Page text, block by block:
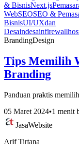
& BisnisNext.js
WebSEOSEO &
BisnisUI/UXdan
Desaindesainfirewall
BrandingDesign
Tips Memilih
Branding
Panduan praktis
05 Maret 2024•1 menit
JasaWebsite
Arif Tirtana